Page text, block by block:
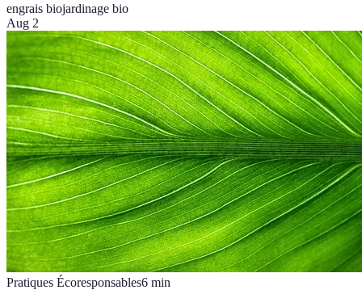
engrais biojardinage bio
Aug 2
Pratiques Écoresponsables6 min